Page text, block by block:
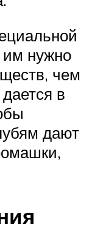
нужно
чем
в
дают